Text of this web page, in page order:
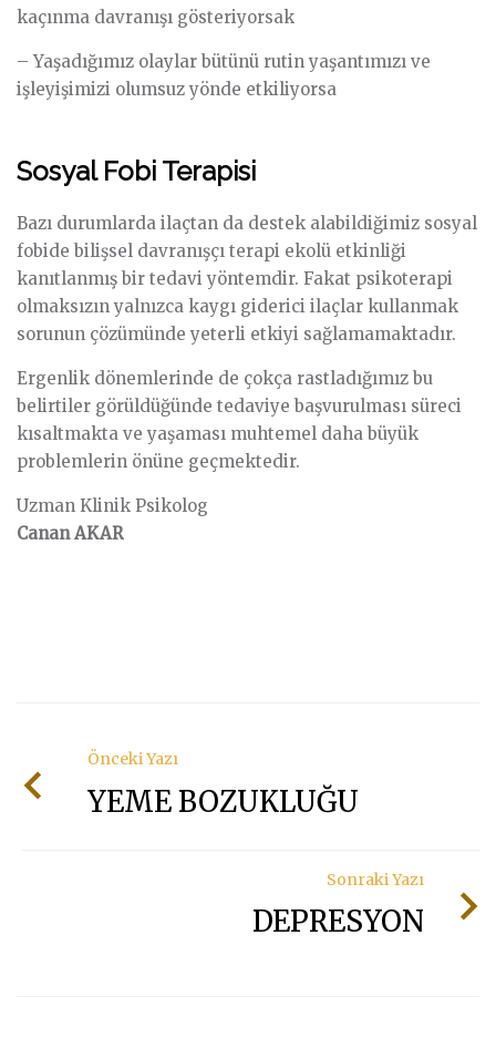
kaçınma davranışı gösteriyorsak
– Yaşadığımız olaylar bütünü rutin yaşantımızı ve
işleyişimizi olumsuz yönde etkiliyorsa
Sosyal Fobi Terapisi
Bazı durumlarda ilaçtan da destek alabildiğimiz sosyal
fobide bilişsel davranışçı terapi ekolü etkinliği
kanıtlanmış bir tedavi yöntemdir. Fakat psikoterapi
olmaksızın yalnızca kaygı giderici ilaçlar kullanmak
sorunun çözümünde yeterli etkiyi sağlamamaktadır.
Ergenlik dönemlerinde de çokça rastladığımız bu
belirtiler görüldüğünde tedaviye başvurulması süreci
kısaltmakta ve yaşaması muhtemel daha büyük
problemlerin önüne geçmektedir.
Uzman Klinik Psikolog
Canan AKAR
Önceki Yazı
YEME BOZUKLUĞU
Sonraki Yazı
DEPRESYON